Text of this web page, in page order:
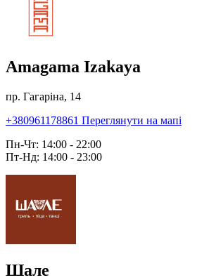
Amagama Izakaya
пр. Гагаріна, 14
+380961178861 Переглянути на мапі
Пн-Чт: 14:00 - 22:00
Пт-Нд: 14:00 - 23:00
Шале